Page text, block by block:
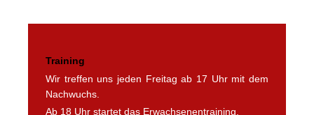
Training
Wir treffen uns jeden Freitag ab 17 Uhr mit dem
Nachwuchs.
Ab 18 Uhr startet das Erwachsenentraining.